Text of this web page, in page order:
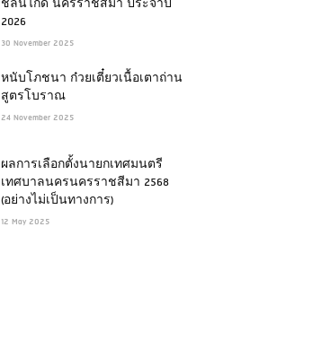
ชลินไกด์ นครราชสีมา ประจำปี
2026
30 November 2025
หนับโภชนา ก๋วยเตี๋ยวเนื้อเตาถ่าน
สูตรโบราณ
24 November 2025
ผลการเลือกตั้งนายกเทศมนตรี
เทศบาลนครนครราชสีมา 2568
(อย่างไม่เป็นทางการ)
12 May 2025